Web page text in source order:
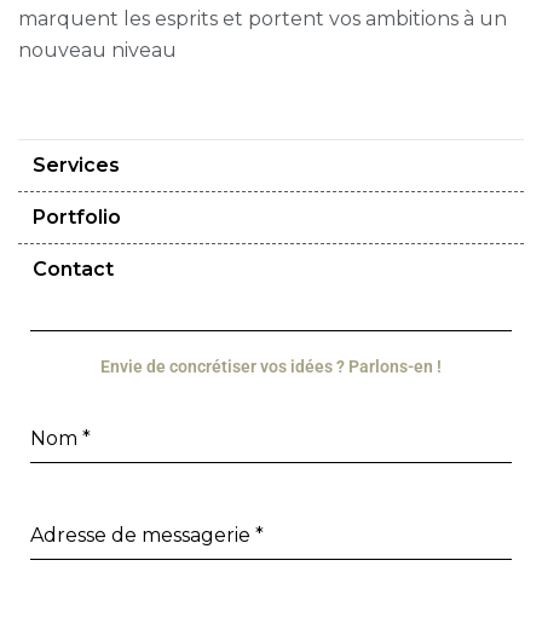
Services
Portfolio
Contact
marquent les esprits et portent vos ambitions à un
nouveau niveau
Envie de concrétiser vos idées ? Parlons-en !
Nom *
Adresse de messagerie *